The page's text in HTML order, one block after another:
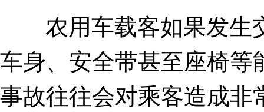
农用车载客如果发生
车身、安全带甚至座椅
事故往往会对乘客造成